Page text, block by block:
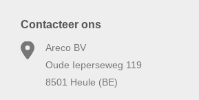
Contacteer ons
Areco BV
Oude Ieperseweg 119
8501 Heule (BE)